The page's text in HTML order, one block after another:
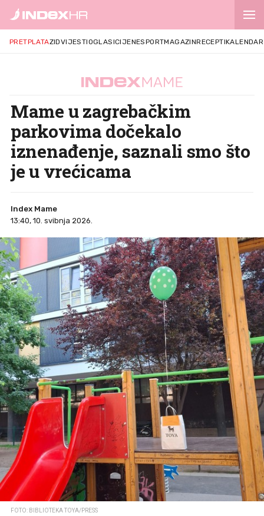
PRETPLATAZIDVIJESTIOGLASICIJENESPORTMAGAZINRECEPTIKALENDAR
Mame u zagrebačkim
parkovima dočekalo
iznenađenje, saznali smo što
je u vrećicama
Index Mame
13:40, 10. svibnja 2026.
FOTO: BIBLIOTEKA TOYA/PRESS